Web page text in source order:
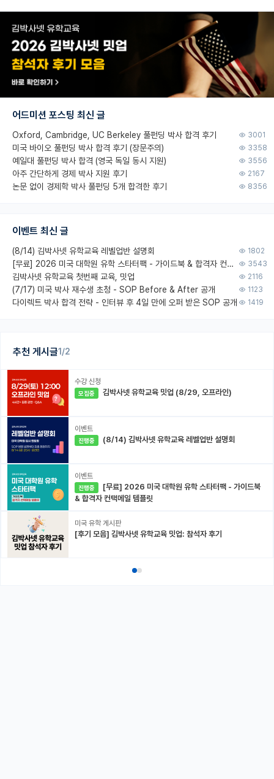
추천 게시글1/2
수강 신청
모집중 김박사넷 유학교육 밋업 (8/29, 오프라인)
이벤트
진행중 (8/14) 김박사넷 유학교육 레벨업반 설명회
이벤트
진행중
& 합격자 컨택메일 템플릿
미국 유학 게시판
[후기 모음] 김박사넷 유학교육 밋업: 참석자 후기
어드미션 포스팅 최신 글
Oxford, Cambridge, UC Berkeley 풀펀딩 박사 합격 후기 3001
미국 바이오 풀펀딩 박사 합격 후기 (장문주의) 3358
예일대 풀펀딩 박사 합격 (영국 독일 동시 지원) 3556
아주 간단하게 경제 박사 지원 후기 2167
논문 없이 경제학 박사 풀펀딩 5개 합격한 후기 8356
이벤트 최신 글
(8/14) 김박사넷 유학교육 레벨업반 설명회 1802
[무료] 2026 미국 대학원 유학 스타터팩 - 가이드북 & 합격자 컨택메일 템플릿 3543
김박사넷 유학교육 첫번째 교육, 밋업 2116
(7/17) 미국 박사 재수생 초청 - SOP Before & After 공개 1123
다이렉트 박사 합격 전략 - 인터뷰 후 4일 만에 오퍼 받은 SOP 공개 1419